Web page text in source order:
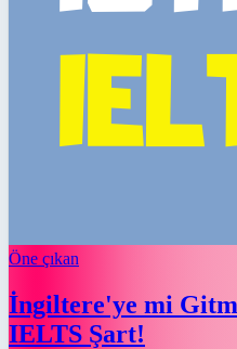
Öne çıkan
İngiltere'ye mi
IELTS Şart!